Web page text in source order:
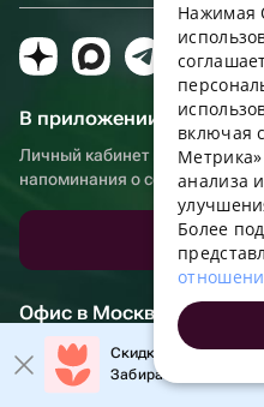
В приложении еще
Личный кабинет получателя,
напоминания о событиях
Скачать
Офис в Москве
г. Москва, Садовническая
Режим работы: круглосуточно
Скидка до 10% на
Забирайте промокод
Нажимая
включая
анализа
Более